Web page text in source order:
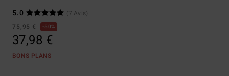
5.0
(7 Avis)
75,95 €
50%
37,98 €
BONS PLANS